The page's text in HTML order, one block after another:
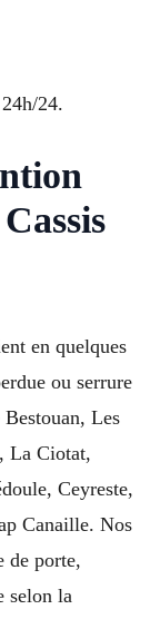
24.
en quelques
ou serrure
Les
La Ciotat,
Ceyreste,
Canaille. Nos
de porte,
selon la